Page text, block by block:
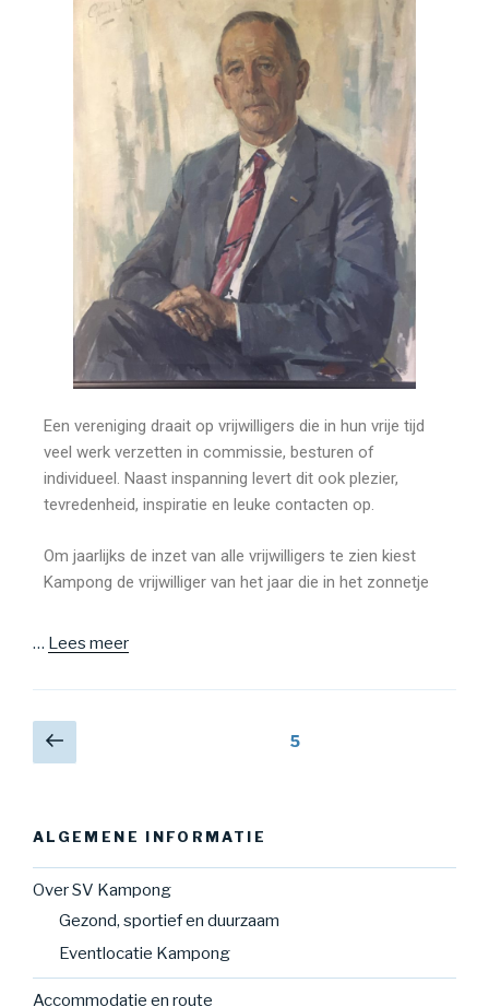
Een vereniging draait op vrijwilligers die in hun vrije tijd
veel werk verzetten in commissie, besturen of
individueel. Naast inspanning levert dit ook plezier,
tevredenheid, inspiratie en leuke contacten op.
Om jaarlijks de inzet van alle vrijwilligers te zien kiest
Kampong de vrijwilliger van het jaar die in het zonnetje
… Lees meer
5
ALGEMENE INFORMATIE
Over SV Kampong
Gezond, sportief en duurzaam
Eventlocatie Kampong
Accommodatie en route